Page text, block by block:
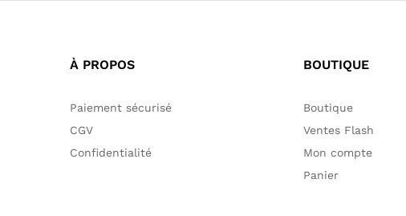
À PROPOS
Paiement sécurisé
CGV
Confidentialité
BOUTIQUE
Boutique
Ventes Flash
Mon compte
Panier